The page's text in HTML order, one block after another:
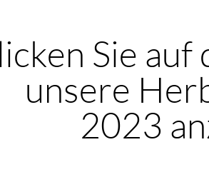
Sie auf
unsere
2023